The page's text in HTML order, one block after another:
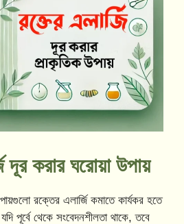
দূর করার ঘরোয়া উপায়
রক্তের এলার্জি কমাতে কার্যকর হতে
পূর্বে থেকে সংবেদনশীলতা থাকে, তবে